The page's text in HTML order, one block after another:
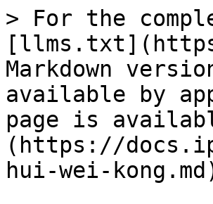
> For the
Markdown
available by
page is
(https://
hui-wei-